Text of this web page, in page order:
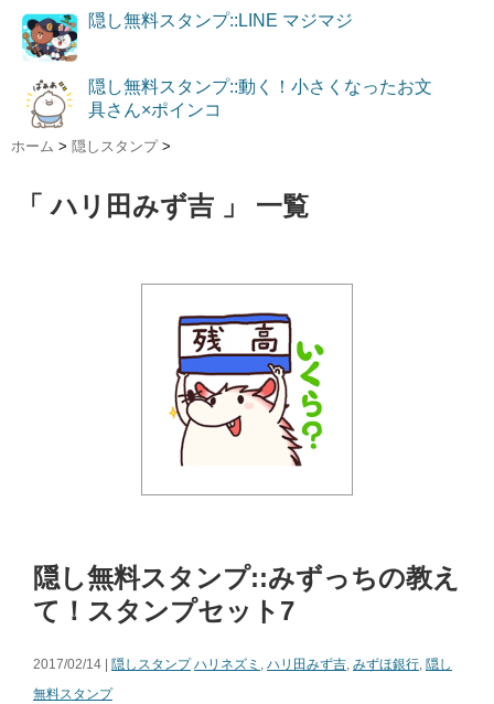
隠し無料スタンプ::LINE マジマジ
隠し無料スタンプ::動く！小さくなったお文
具さん×ポインコ
ホーム > 隠しスタンプ >
「 ハリ田みず吉 」 一覧
隠し無料スタンプ::みずっちの教え
て！スタンプセット7
2017/02/14 | 隠しスタンプ ハリネズミ , ハリ田みず吉, みずほ銀行, 隠し
無料スタンプ